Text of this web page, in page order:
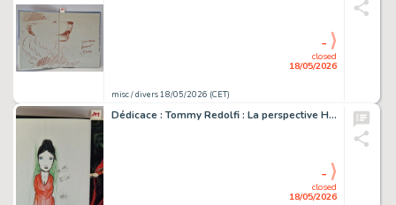
misc / divers 18/05/2026 (CET)
closed
18/05/2026
-
Dédicace : Tommy Redolfi : La perspective Hevski d'après la…
closed
18/05/2026
-